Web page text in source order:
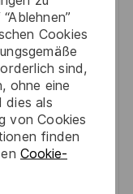
Cookies
sind,
ohne eine
dies als
von Cookies
finden
Cookie-
ihnen zu